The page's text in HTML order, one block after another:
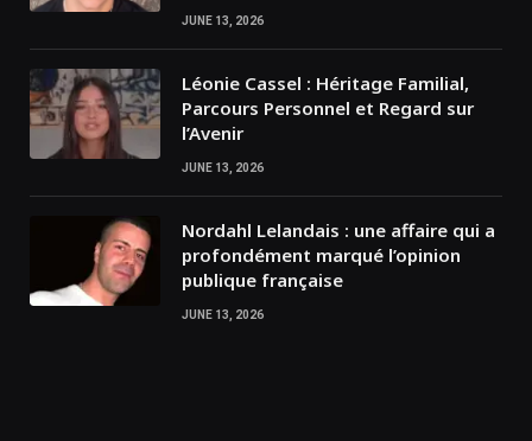
JUNE 13, 2026
Léonie Cassel : Héritage Familial,
Parcours Personnel et Regard sur
l’Avenir
JUNE 13, 2026
Nordahl Lelandais : une affaire qui a
profondément marqué l’opinion
publique française
JUNE 13, 2026